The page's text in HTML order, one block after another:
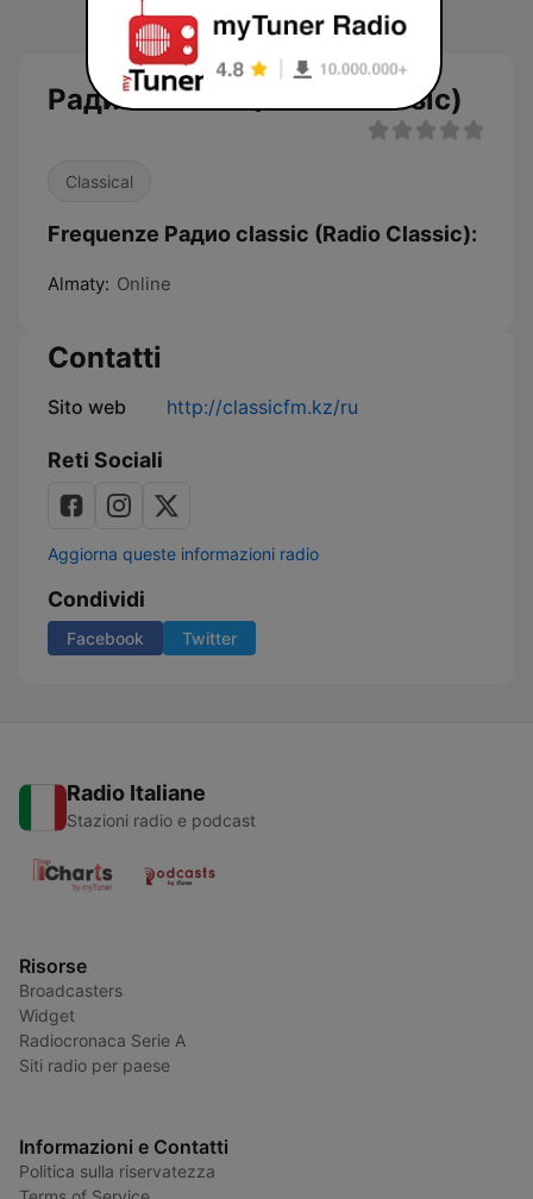
Pадио classic (Radio Classic)
Classical
Frequenze Pадио classic (Radio Classic):
Almaty: Online
Contatti
Sito web http://classicfm.kz/ru
Reti Sociali
Aggiorna queste informazioni radio
Condividi
Facebook Twitter
Radio Italiane
Stazioni radio e podcast
Risorse
Broadcasters
Widget
Radiocronaca Serie A
Siti radio per paese
Informazioni e Contatti
Politica sulla riservatezza